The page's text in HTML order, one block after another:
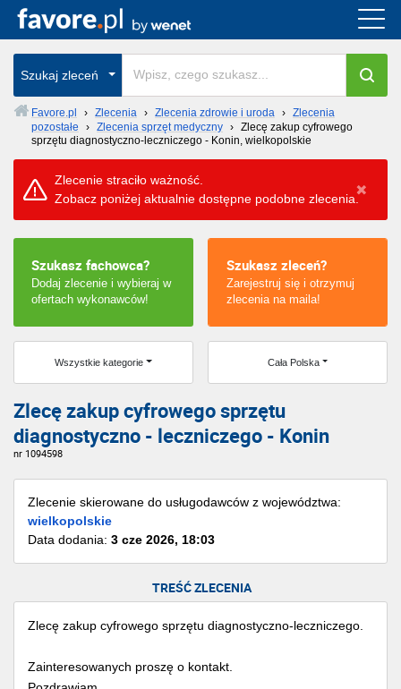
Szukaj zleceń
Favore.pl › Zlecenia › Zlecenia zdrowie i uroda › Zlecenia
pozostałe
› Zlecenia sprzęt medyczny › Zlecę zakup cyfrowego
sprzętu diagnostyczno-leczniczego - Konin, wielkopolskie
Zlecenie straciło ważność.
Zobacz poniżej aktualnie dostępne podobne zlecenia.
Szukasz fachowca?
Dodaj zlecenie i wybieraj w
ofertach wykonawców!
Szukasz zleceń?
Zarejestruj się i otrzymuj
zlecenia na maila!
Wszystkie kategorie Cała Polska
Zlecę zakup cyfrowego sprzętu
diagnostyczno - leczniczego - Konin
nr 1094598
Zlecenie skierowane do usługodawców z województwa:
wielkopolskie
Data dodania: 3 cze 2026, 18:03
TREŚĆ ZLECENIA
Zlecę zakup cyfrowego sprzętu diagnostyczno-leczniczego.
Zainteresowanych proszę o kontakt.
Cała Polska
wszystkie w całym kraju